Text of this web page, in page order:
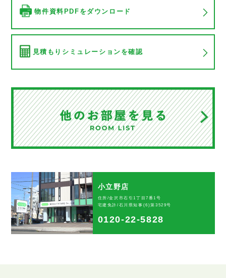
物件資料PDFをダウンロード
見積もりシミュレーションを確認
小立野店
住所/金沢市石引1丁目7番1号
宅建免許/石川県知事(6)第3529号
0120-22-5828